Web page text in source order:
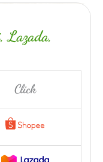
Lazada,
Click